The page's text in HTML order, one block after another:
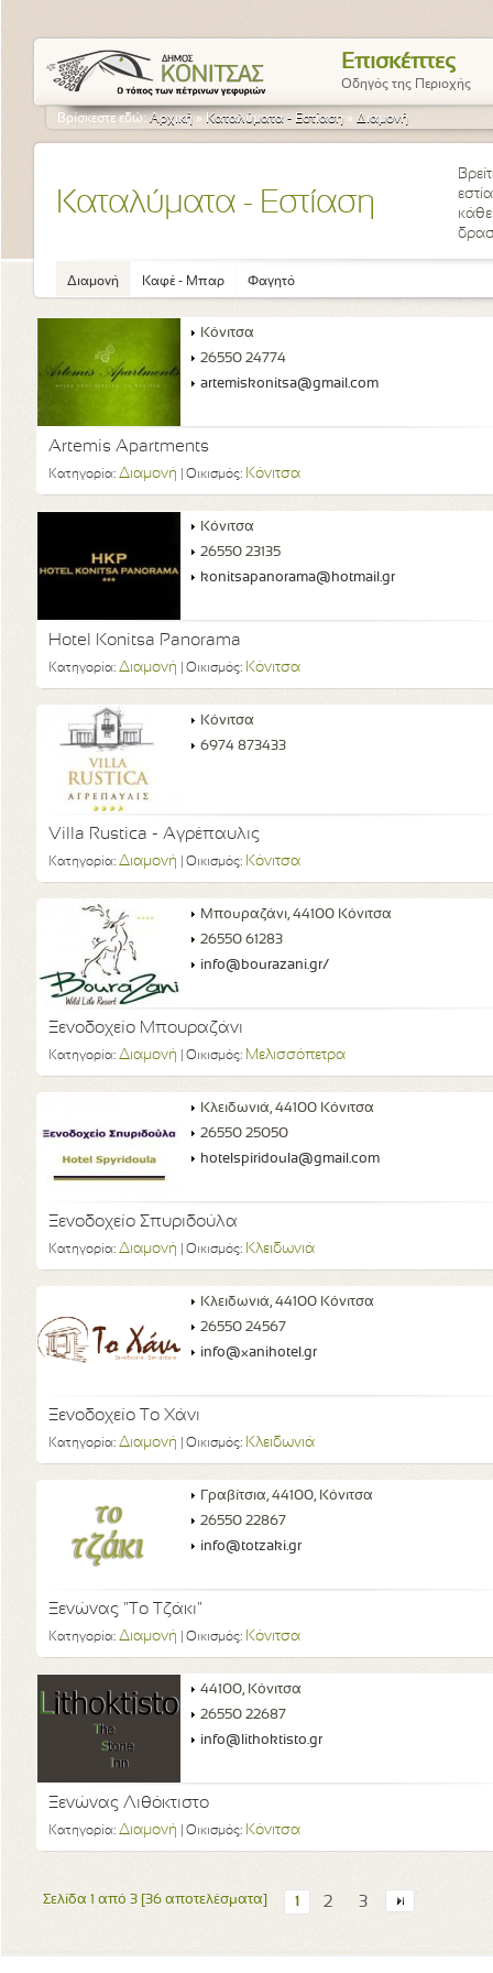
Επισκέπτες
Οδηγός της Περιοχής
Βρίσκεστε εδώ:Αρχική » Καταλύματα - Εστίαση » Διαμονή
Καταλύματα - Εστίαση
κάθε
Διαμονή Καφέ - Μπαρ Φαγητό
Κόνιτσα
26550 24774
artemiskonitsa@gmail.com
Artemis Apartments
Κατηγορία: Διαμονή | Οικισμός: Κόνιτσα
Κόνιτσα
26550 23135
konitsapanorama@hotmail.gr
Hotel Konitsa Panorama
Κατηγορία: Διαμονή | Οικισμός: Κόνιτσα
Κόνιτσα
6974 873433
Villa Rustica - Αγρέπαυλις
Κατηγορία: Διαμονή | Οικισμός: Κόνιτσα
Μπουραζάνι, 44100 Κόνιτσα
26550 61283
info@bourazani.gr/
Ξενοδοχείο Μπουραζάνι
Κατηγορία: Διαμονή | Οικισμός: Μελισσόπετρα
Κλειδωνιά, 44100 Κόνιτσα
26550 25050
hotelspiridoula@gmail.com
Ξενοδοχείο Σπυριδούλα
Κατηγορία: Διαμονή | Οικισμός: Κλειδωνιά
Κλειδωνιά, 44100 Κόνιτσα
26550 24567
info@xanihotel.gr
Ξενοδοχείο Το Χάνι
Κατηγορία: Διαμονή | Οικισμός: Κλειδωνιά
Γραβίτσια, 44100, Κόνιτσα
26550 22867
info@totzaki.gr
Ξενώνας "Το Τζάκι"
Κατηγορία: Διαμονή | Οικισμός: Κόνιτσα
44100, Κόνιτσα
26550 22687
info@lithoktisto.gr
Ξενώνας Λιθόκτιστο
Κατηγορία: Διαμονή | Οικισμός: Κόνιτσα
Σελίδα 1 από 3 [36 αποτελέσματα] 1 2 3